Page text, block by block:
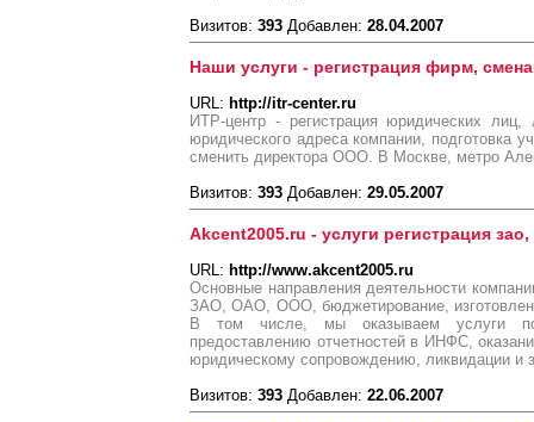
Визитов: 393 Добавлен: 28.04.2007
Наши услуги - регистрация фирм,
URL: http://itr-center.ru
ИТР-центр - регистрация юридических
юридического адреса компании, подготовка
сменить директора ООО. В Москве, метро
Визитов: 393 Добавлен: 29.05.2007
Akcent2005.ru - услуги регистрация
URL: http://www.akcent2005.ru
Основные направления деятельности
ЗАО, ОАО, ООО, бюджетирование,
В том числе, мы оказываем услуги по
предоставлению отчетностей в ИНФС,
юридическому сопровождению, ликвидации и
Визитов: 393 Добавлен: 22.06.2007